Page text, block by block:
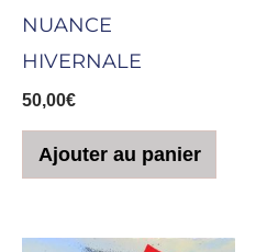
NUANCE
HIVERNALE
50,00€
Ajouter au panier